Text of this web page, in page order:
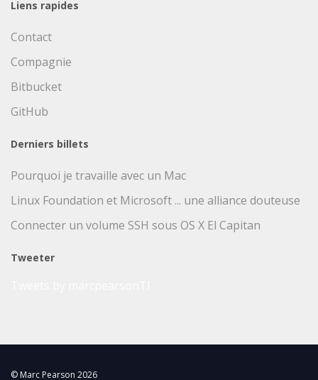
Liens rapides
Contact
Compagnie
Bitbucket
GitHub
Derniers billets
Pourquoi je travaille avec un Mac
Linux Foundation et Microsoft ... une alliance douteuse
Connecter un volume SSH sous OS X El Capitan
Tweeter
© Marc Pearson 2026